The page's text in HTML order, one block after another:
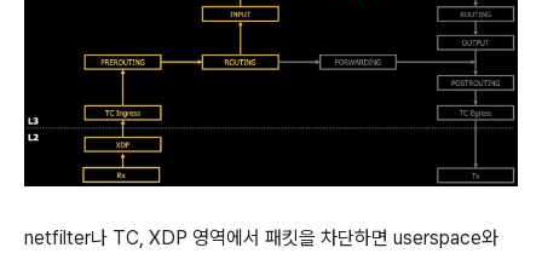
netfilter나 TC, XDP 영역에서 패킷을 차단하면 userspace와